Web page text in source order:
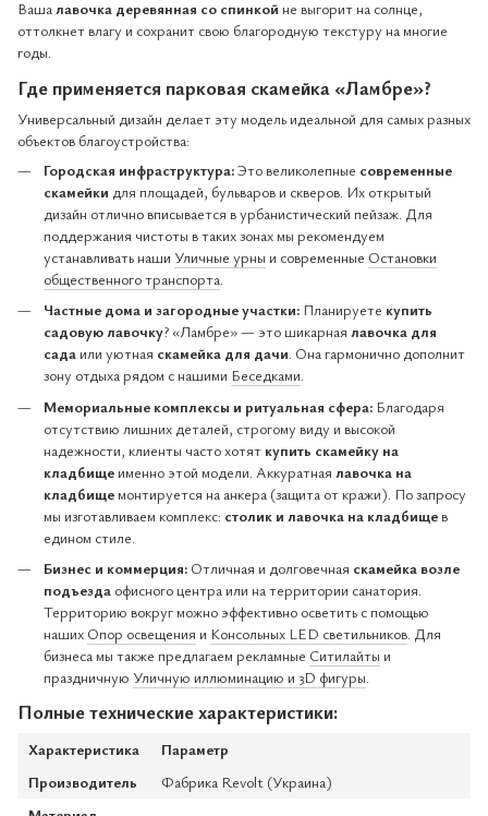
Вашалавочка деревянная со спинкой не выгорит на солнце,
оттолкнет влагу и сохранит свою благородную текстуру на многие
годы.
Где применяется парковая скамейка«Ламбре»?
Универсальный дизайн делает эту модель идеальной для самых разных
объектов благоустройства:
Городская инфраструктура:Это великолепные современные
скамейки для площадей, бульваров и скверов. Их открытый
дизайн отлично вписывается в урбанистический пейзаж. Для
поддержания чистоты в таких зонах мы рекомендуем
устанавливать наши Уличные урны и современные Остановки
общественного транспорта.
Частные дома и загородные участки: Планируете купить
садовую лавочку? «Ламбре» — это шикарная лавочка для
сада или уютная скамейка для дачи. Она гармонично дополнит
зону отдыха рядом с нашими Беседками.
Мемориальные комплексы и ритуальная сфера: Благодаря
отсутствию лишних деталей, строгому виду и высокой
надежности, клиенты часто хотят купить скамейку на
кладбище именно этой модели. Аккуратная лавочка на
кладбище монтируется на анкера (защита от кражи). По запросу
мы изготавливаем комплекс: столик и лавочка на кладбище в
едином стиле.
Бизнес и коммерция: Отличная и долговечная скамейка возле
подъезда офисного центра или на территории санатория.
Территорию вокруг можно эффективно осветить с помощью
наших Опор освещения и Консольных LED светильников. Для
бизнеса мы также предлагаем рекламные Ситилайты и
праздничную Уличную иллюминацию и 3D фигуры.
Полные технические характеристики:
Характеристика
Параметр
Производитель
Фабрика Revolt (Украина)